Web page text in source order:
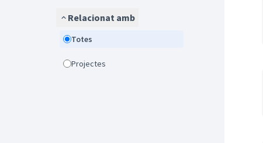
Relacionat amb
Totes
Projectes